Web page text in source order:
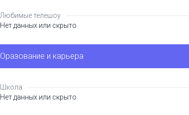
Любимые телешоу
Нет данных или скрыто
Оразование и карьера
Школа
Нет данных или скрыто